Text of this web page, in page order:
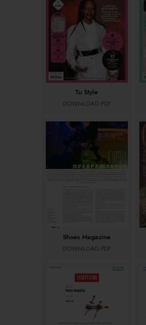
Tu Style
DOWNLOAD PDF
Shoes Magazine
DOWNLOAD PDF